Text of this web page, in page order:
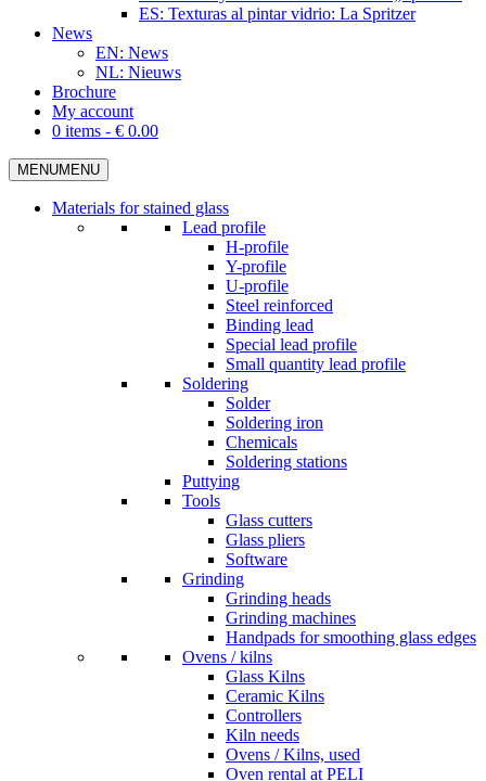
ES: Texturas al pintar vidrio: La Spritzer
News
EN: News
NL: Nieuws
Brochure
My account
0 items - € 0.00
MENUMENU
Materials for stained glass
Lead profile
H-profile
Y-profile
U-profile
Steel reinforced
Binding lead
Special lead profile
Small quantity lead profile
Soldering
Solder
Soldering iron
Chemicals
Soldering stations
Puttying
Tools
Glass cutters
Glass pliers
Software
Grinding
Grinding heads
Grinding machines
Handpads for smoothing glass edges
Ovens / kilns
Glass Kilns
Ceramic Kilns
Controllers
Kiln needs
Ovens / Kilns, used
Oven rental at PELI